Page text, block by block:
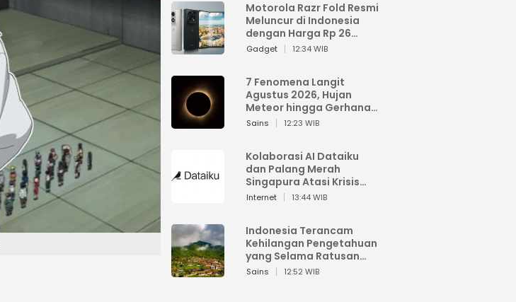
Motorola Razr Fold Resmi
Meluncur di Indonesia
dengan Harga Rp 26
Jutaan
Gadget 12:34 WIB
7 Fenomena Langit
Agustus 2026, Hujan
Meteor hingga Gerhana
Matahari
Sains 12:23 WIB
Kolaborasi AI Dataiku
dan Palang Merah
Singapura Atasi Krisis
Bencana
Internet 13:44 WIB
Indonesia Terancam
Kehilangan Pengetahuan
yang Selama Ratusan
Tahun Menjaga Alam
Sains 12:52 WIB